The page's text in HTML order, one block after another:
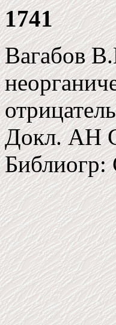
1741
Вагабов
Докл. АН
Библиогр: